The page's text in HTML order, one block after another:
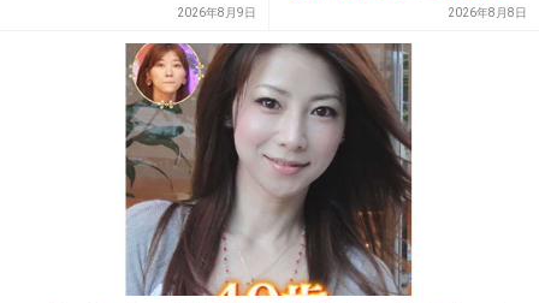
+9
2018/11/14(水) 16:57:45
加藤紗里が天使の笑顔を見せて立ってて感激
+0
2026年8月9日
年の彫り師YouTuberの動画
が話題
2026年8月8日